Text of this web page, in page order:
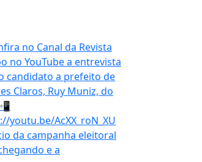
da campanha eleitoral
e a